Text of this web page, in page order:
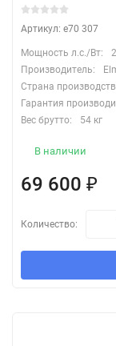
Артикул: e70 307
Мощность л.с./Вт:
Производитель:
Страна
Гарантия
Вес брутто:
54 кг
В наличии
69 600 ₽
Количество: